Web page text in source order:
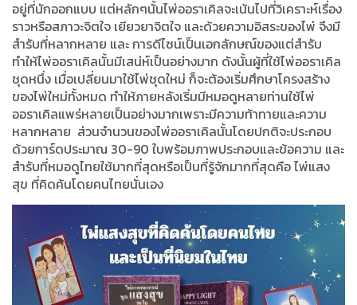
อยู่ที่นักออกแบบ แต่หลักๆนั้นไพ่ออราเคิลจะเน้นไปที่วิเคราะห์เรื่อง
ราวหรือสภาวะจิตใจ เยียวยาจิตใจ และด้วยความอิสระของไพ่ จึงมี
สำรับที่หลากหลาย และ การดีไซน์เป็นเอกลักษณ์ของแต่สำรับ
ทำให้ไพ่ออราเคิลนั้นมีเสน่ห์เป็นอย่างมาก ดังนั้นผู้ที่ใช้ไพ่ออราเคิล
ชุดหนึ่ง เมื่อเปลี่ยนมาใช้ไพ่ชุดใหม่ ก็จะต้องเริ่มศึกษาโครงสร้าง
ของไพ่ใหม่ทั้งหมด ทำให้ภายหลังเริ่มมีหมอดูหลายท่านใช้ไพ่
ออราเคิลแพร่หลายเป็นอย่างมากเพราะมีความท้าทายและความ
หลากหลาย ส่วนจำนวนของไพ่ออราเคิลนั้นโดยปกติจะประกอบ
ด้วยการ์ดประมาณ 30-90 ใบพร้อมภาพประกอบและข้อความ และ
สำรับที่หมอดูไทยใช้มากที่สุดหรือเป็นที่รู้จักมากที่สุดคือ ไพ่แสง
สุข ที่คิดค้นโดยคนไทยนั่นเอง